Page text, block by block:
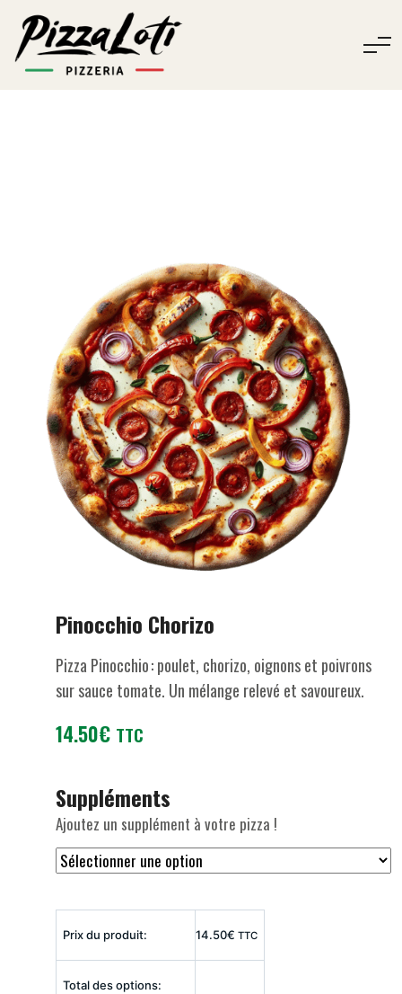
Pinocchio Chorizo
Pizza Pinocchio : poulet, chorizo, oignons et poivrons
sur sauce tomate. Un mélange relevé et savoureux.
14.50€ TTC
Suppléments
Ajoutez un supplément à votre pizza !
Prix du produit: 14.50€ TTC
Total des options: